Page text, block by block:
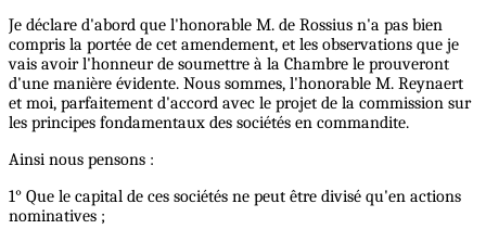
Je déclare d'abord que l'honorable M. de Rossius n'a pas bien
compris la portée de cet amendement, et les observations que je
vais avoir l'honneur de soumettre à la Chambre le prouveront
d'une manière évidente. Nous sommes, l'honorable M. Reynaert
et moi, parfaitement d'accord avec le projet de la commission sur
les principes fondamentaux des sociétés en commandite.
Ainsi nous pensons :
1° Que le capital de ces sociétés ne peut être divisé qu'en actions
nominatives ;